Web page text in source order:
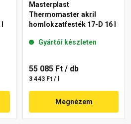
Masterplast
Thermomaster akril
homlokzatfesték 17-D 16 l
Gyártói készleten
55 085 Ft / db
3 443 Ft / l
Megnézem